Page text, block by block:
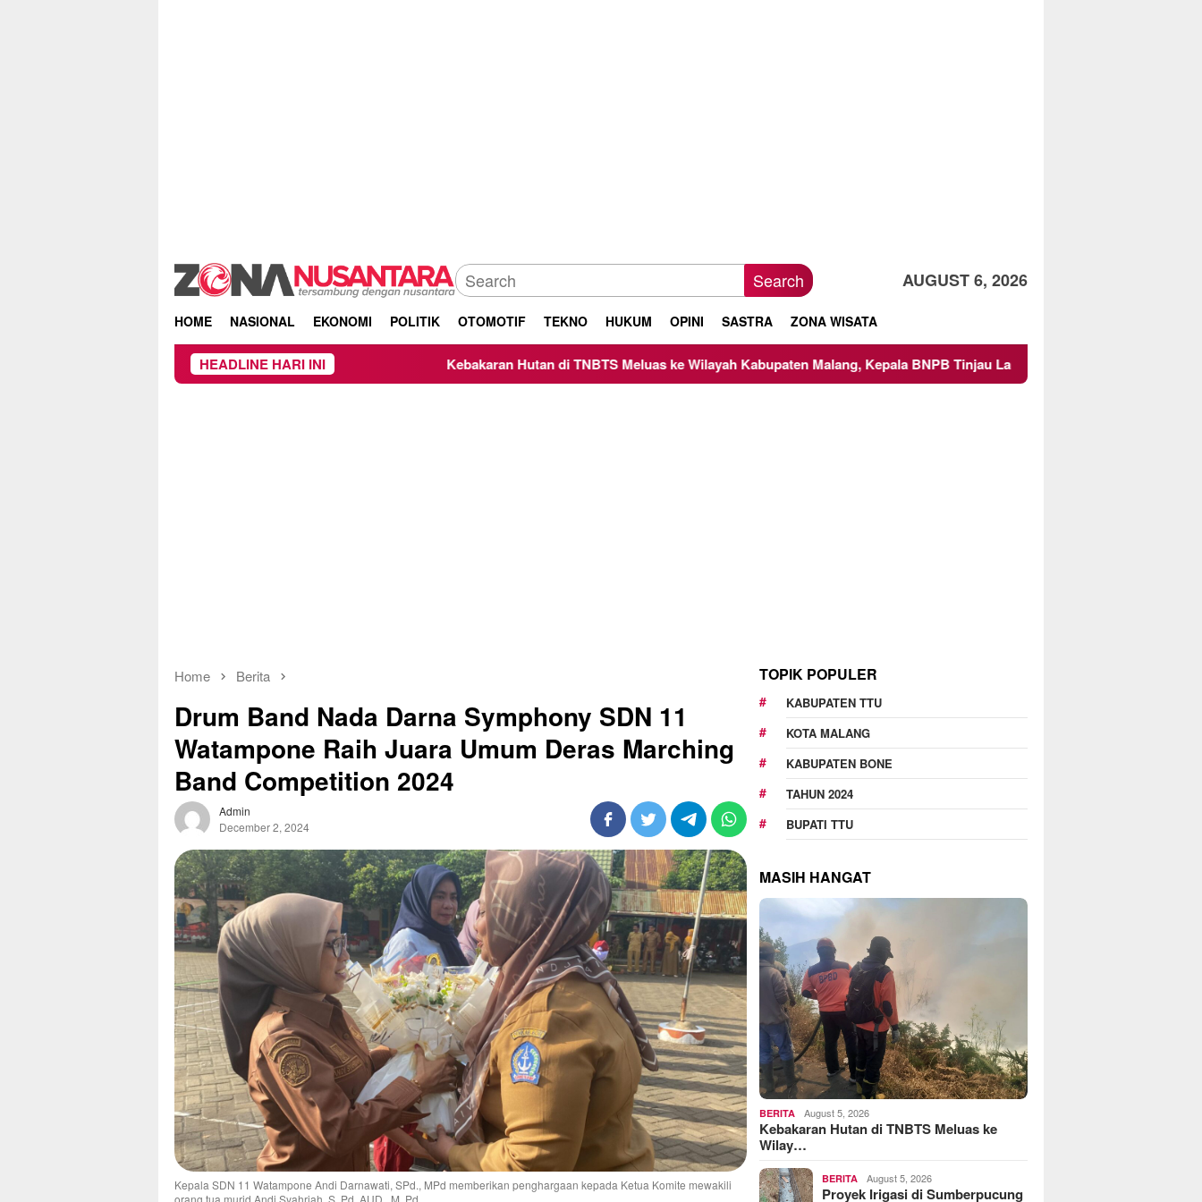
Search AUGUST 6, 2026
HOME NASIONAL EKONOMI POLITIK OTOMOTIF TEKNO HUKUM OPINI SASTRA ZONA WISATA
HEADLINE HARI INIKebakaran Hutan di TNBTS Meluas ke Wilayah Kabupaten Malang, Kepala BNPB Tinjau Langsung Lokasi Proyek Irigasi di
Home Berita
Drum Band Nada Darna Symphony SDN 11
Watampone Raih Juara Umum Deras Marching
Band Competition 2024
Admin
December 2, 2024
Kepala SDN 11 Watampone Andi Darnawati, SPd., MPd memberikan penghargaan kepada Ketua Komite mewakili
TOPIK POPULER
KABUPATEN TTU
KOTA MALANG
KABUPATEN BONE
TAHUN 2024
BUPATI TTU
MASIH HANGAT
BERITA August 5, 2026
Kebakaran Hutan di TNBTS Meluas ke
Wilay…
BERITA August 5, 2026
Proyek Irigasi di Sumberpucung